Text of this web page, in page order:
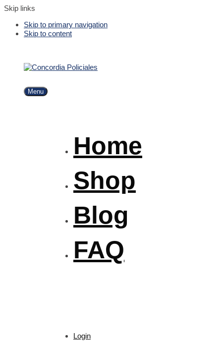
Skip links
Skip to primary navigation
Skip to content
Menu
Home
Shop
Blog
FAQ
Login